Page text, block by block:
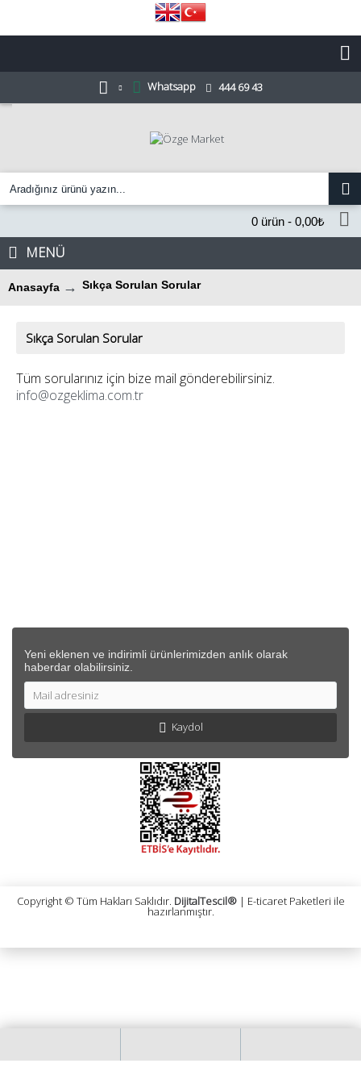
Whatsapp 444 69 43
0 ürün - 0,00₺
MENÜ
Anasayfa Sıkça Sorulan Sorular
Sıkça Sorulan Sorular
Tüm sorularınız için bize mail gönderebilirsiniz.
info@ozgeklima.com.tr
Yeni eklenen ve indirimli ürünlerimizden anlık olarak
haberdar olabilirsiniz.
Kaydol
Copyright © Tüm Hakları Saklıdır. DijitalTescil®| E-ticaret Paketleri ile
hazırlanmıştır.